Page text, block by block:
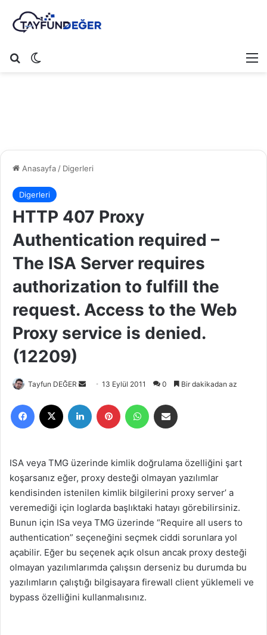
Arama yap ...
Anasayfa/ Digerleri
Digerleri
HTTP 407 Proxy
Authentication required –
The ISA Server requires
authorization to fulfill the
request. Access to the Web
Proxy service is denied.
(12209)
Tayfun DEĞER
e
t
a
g
ö
n
d
e
r
13 Eylül 2011 0 Bir dakikadan az
ISA veya TMG üzerinde kimlik doğrulama özelliğini şart
koşarsanız eğer, proxy desteği olmayan yazılımlar
kendisinden istenilen kimlik bilgilerini proxy server’ a
veremediği için loglarda başlıktaki hatayı görebilirsiniz.
Bunun için ISa veya TMG üzerinde “Require all users to
authentication” seçeneğini seçmek ciddi sorunlara yol
açabilir. Eğer bu seçenek açık olsun ancak proxy desteği
olmayan yazılımlarımda çalışsın derseniz bu durumda bu
yazılımların çalıştığı bilgisayara firewall client yüklemeli ve
bypass özelliğini kullanmalısınız.